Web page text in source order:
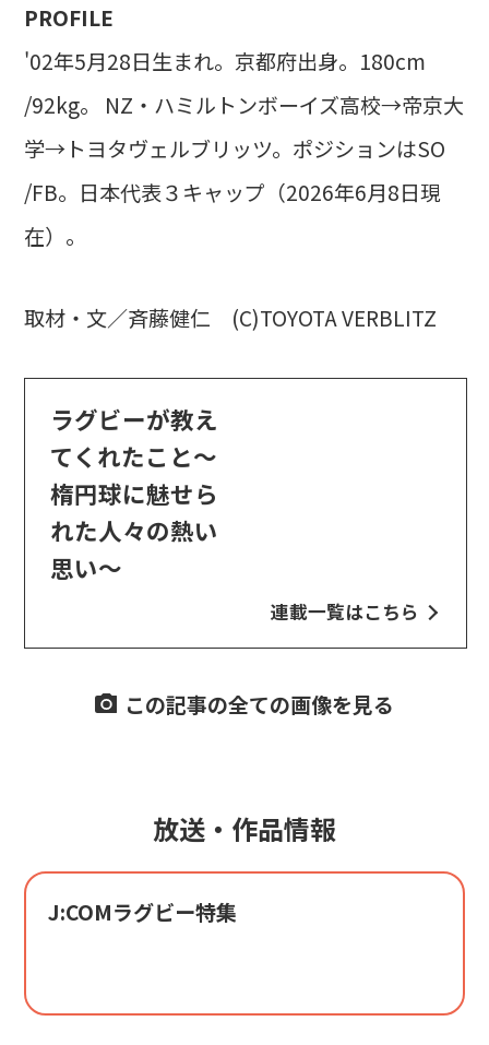
PROFILE
'02年5月28日生まれ。京都府出身。180cm
/92kg。 NZ・ハミルトンボーイズ高校→帝京大
学→トヨタヴェルブリッツ。ポジションはSO
/FB。日本代表３キャップ（2026年6月8日現
在）。
取材・文／斉藤健仁 (C)TOYOTA VERBLITZ
ラグビーが教え
てくれたこと～
楕円球に魅せら
れた人々の熱い
思い～
連載一覧はこちら
この記事の全ての画像を見る
放送・作品情報
J:COMラグビー特集